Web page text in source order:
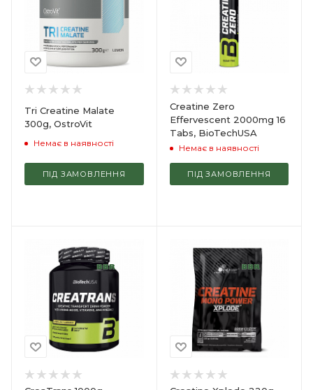
Tri Creatine Malate
300g, OstroVit
Немає в наявності
ПІД ЗАМОВЛЕННЯ
Creatine Zero
Effervescent 2000mg 16
Tabs, BioTechUSA
Немає в наявності
ПІД ЗАМОВЛЕННЯ